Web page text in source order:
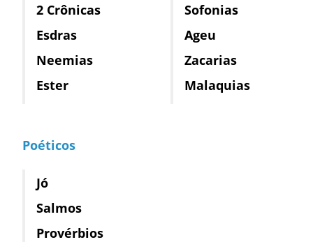
2 Crônicas
Esdras
Neemias
Ester
Poéticos
Jó
Salmos
Provérbios
Sofonias
Ageu
Zacarias
Malaquias